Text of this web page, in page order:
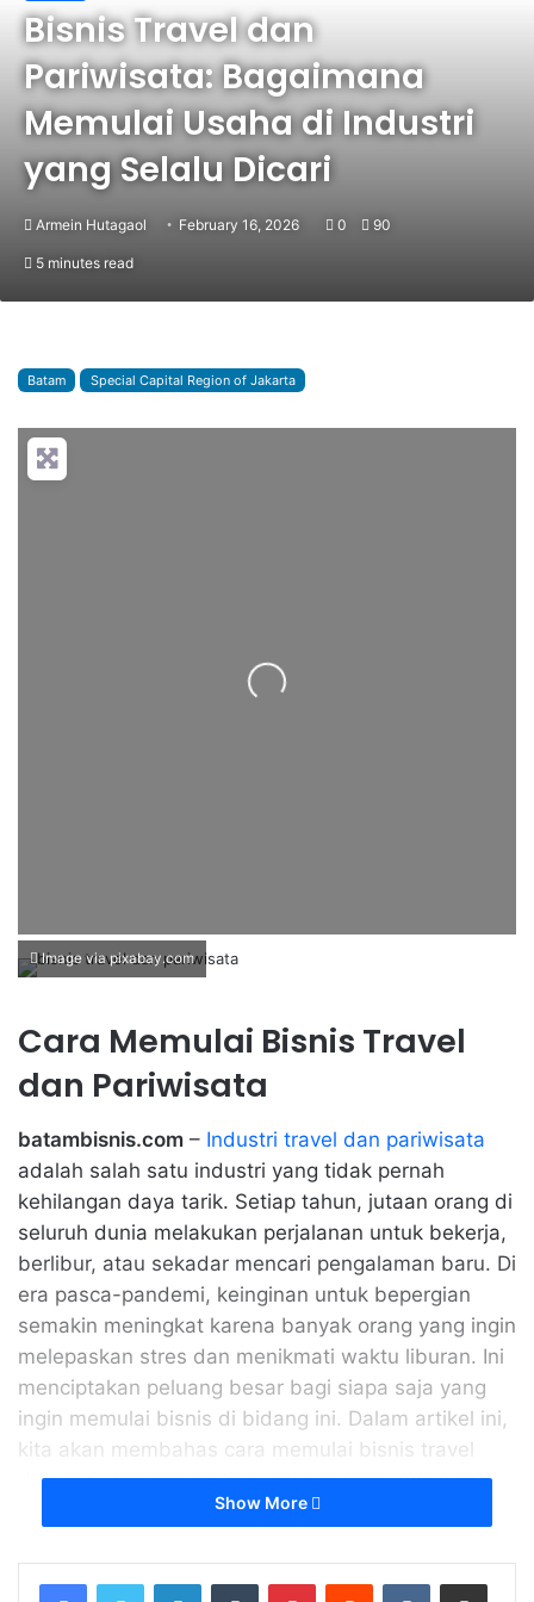
Bisnis Travel dan
Pariwisata: Bagaimana
Memulai Usaha di Industri
yang Selalu Dicari
Armein Hutagaol February 16, 2026 0 90
5 minutes read
Image via pixabay.com
Cara Memulai Bisnis Travel
dan Pariwisata
batambisnis.com – Industri travel dan pariwisata
adalah salah satu industri yang tidak pernah
kehilangan daya tarik. Setiap tahun, jutaan orang di
seluruh dunia melakukan perjalanan untuk bekerja,
berlibur, atau sekadar mencari pengalaman baru. Di
era pasca-pandemi, keinginan untuk bepergian
semakin meningkat karena banyak orang yang ingin
melepaskan stres dan menikmati waktu liburan. Ini
menciptakan peluang besar bagi siapa saja yang
ingin memulai bisnis di bidang ini. Dalam artikel ini,
kita akan membahas cara memulai bisnis travel
dan pariwisata serta tips untuk sukses di industri
yang selalu diminati ini.Show More
LinkedInTumblr PinterestReddit VKontakteShare via Email
Batam Special Capital Region of Jakarta
Loading...